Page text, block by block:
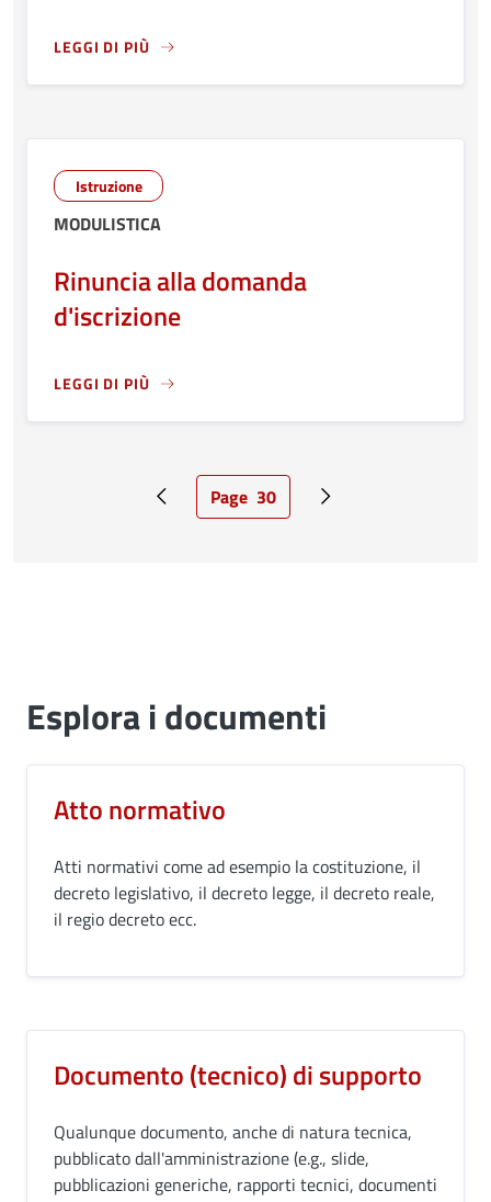
LEGGI DI PIÙ
LEGGI ANCORA RIGUARDO A: RILEVAZIONE SUL LIVELLO
Istruzione
MODULISTICA
Rinuncia alla domanda
d'iscrizione
LEGGI DI PIÙ
LEGGI ANCORA RIGUARDO A: RINUNCIA ALLA DOMANDA
Pagina precedentePagina attuale
Page 30 Pagina successiva
Esplora i documenti
Atto normativo
Atti normativi come ad esempio la costituzione, il
decreto legislativo, il decreto legge, il decreto reale,
il regio decreto ecc.
Documento (tecnico) di supporto
Qualunque documento, anche di natura tecnica,
pubblicato dall'amministrazione (e.g., slide,
pubblicazioni generiche, rapporti tecnici, documenti